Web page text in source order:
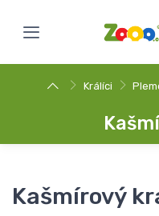
Králíci
Kašmírový